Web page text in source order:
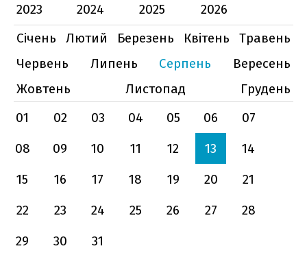
2023
2024 2025
2026
Січень
Лютий Березень Квітень
Травень
Червень
Липень Серпень
Вересень
Жовтень
Листопад
Грудень
01
02 03 04 05 06
07
08
09 10 11 12 13
14
15
16 17 18 19 20
21
22
23 24 25 26 27
28
29
30 31